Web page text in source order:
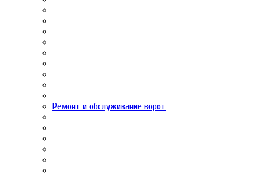
Ремонт и обслуживание ворот